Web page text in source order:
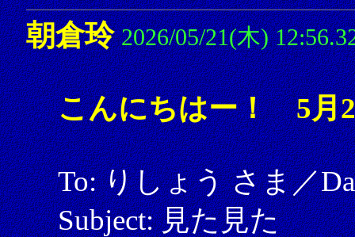
朝倉玲 2026/05/21(木)
こんにちはー！ 5月
To: りしょう さま／
Subject: 見た見た